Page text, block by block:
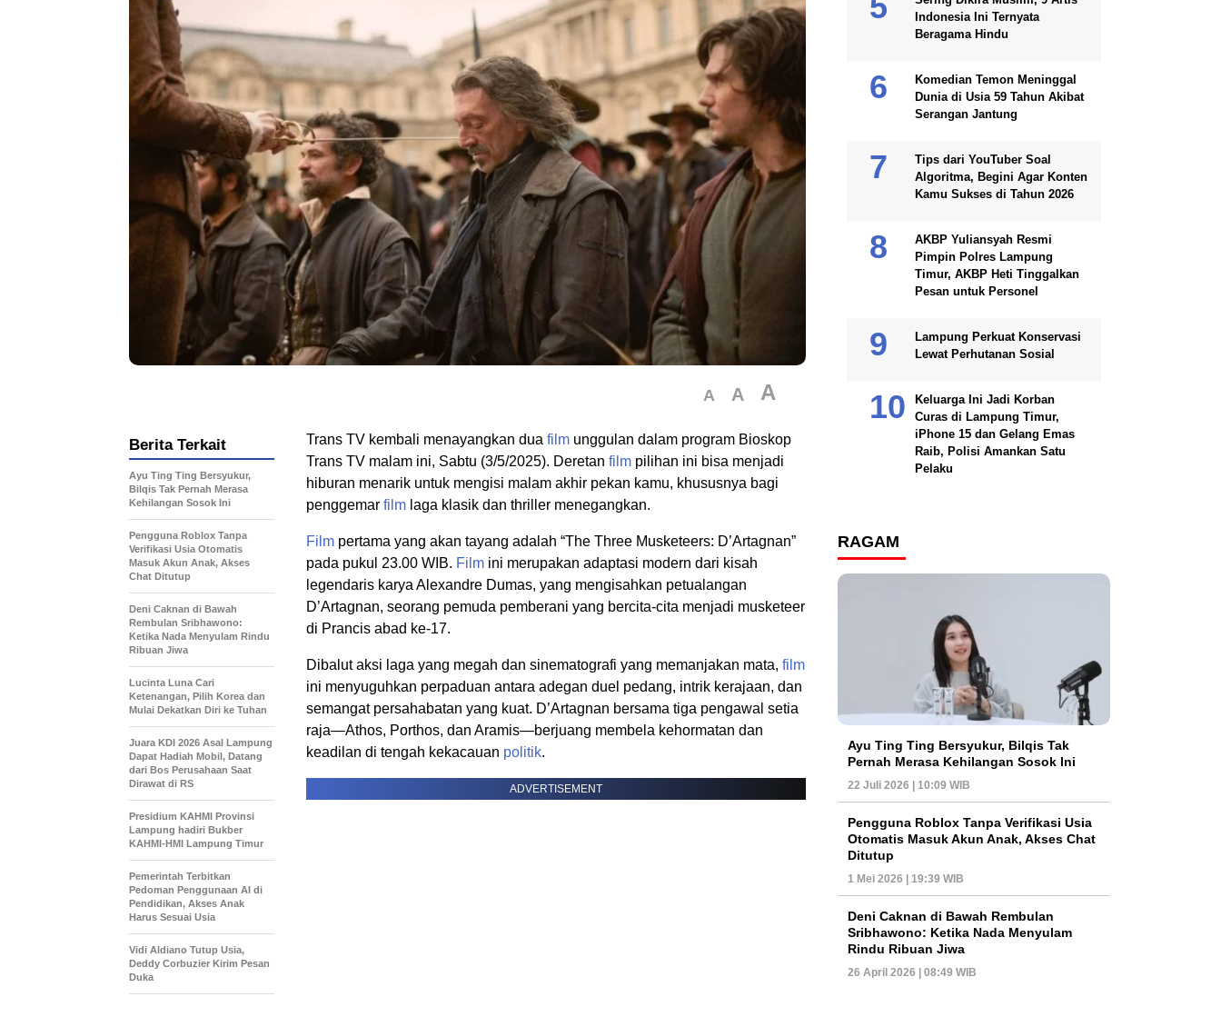
A A A
Trans TV kembali menayangkan dua film unggulan dalam program Bioskop
Trans TV malam ini, Sabtu (3/5/2025). Deretan film pilihan ini bisa menjadi
hiburan menarik untuk mengisi malam akhir pekan kamu, khususnya bagi
penggemar film laga klasik dan thriller menegangkan.
Film pertama yang akan tayang adalah “The Three Musketeers: D’Artagnan”
pada pukul 23.00 WIB. Film ini merupakan adaptasi modern dari kisah
legendaris karya Alexandre Dumas, yang mengisahkan petualangan
D’Artagnan, seorang pemuda pemberani yang bercita-cita menjadi musketeer
di Prancis abad ke-17.
Dibalut aksi laga yang megah dan sinematografi yang memanjakan mata, film
ini menyuguhkan perpaduan antara adegan duel pedang, intrik kerajaan, dan
semangat persahabatan yang kuat. D’Artagnan bersama tiga pengawal setia
raja—Athos, Porthos, dan Aramis—berjuang membela kehormatan dan
keadilan di tengah kekacauan politik.
ADVERTISEMENT
Berita Terkait
Ayu Ting Ting Bersyukur,
Bilqis Tak Pernah Merasa
Kehilangan Sosok Ini
Pengguna Roblox Tanpa
Verifikasi Usia Otomatis
Masuk Akun Anak, Akses
Chat Ditutup
Deni Caknan di Bawah
Rembulan Sribhawono:
Ketika Nada Menyulam Rindu
Ribuan Jiwa
Lucinta Luna Cari
Ketenangan, Pilih Korea dan
Mulai Dekatkan Diri ke Tuhan
Juara KDI 2026 Asal Lampung
Dapat Hadiah Mobil, Datang
dari Bos Perusahaan Saat
Dirawat di RS
Presidium KAHMI Provinsi
Lampung hadiri Bukber
KAHMI-HMI Lampung Timur
Pemerintah Terbitkan
Pedoman Penggunaan AI di
Pendidikan, Akses Anak
Harus Sesuai Usia
Vidi Aldiano Tutup Usia,
Deddy Corbuzier Kirim Pesan
Duka
Indonesia Ini Ternyata
Beragama Hindu
Komedian Temon Meninggal
Dunia di Usia 59 Tahun Akibat
Serangan Jantung
Tips dari YouTuber Soal
Algoritma, Begini Agar Konten
Kamu Sukses di Tahun 2026
AKBP Yuliansyah Resmi
Pimpin Polres Lampung
Timur, AKBP Heti Tinggalkan
Pesan untuk Personel
Lampung Perkuat Konservasi
Lewat Perhutanan Sosial
Keluarga Ini Jadi Korban
Curas di Lampung Timur,
iPhone 15 dan Gelang Emas
Raib, Polisi Amankan Satu
Pelaku
RAGAM
Ayu Ting Ting Bersyukur, Bilqis Tak
Pernah Merasa Kehilangan Sosok Ini
22 Juli 2026 | 10:09 WIB
Pengguna Roblox Tanpa Verifikasi Usia
Otomatis Masuk Akun Anak, Akses Chat
Ditutup
1 Mei 2026 | 19:39 WIB
Deni Caknan di Bawah Rembulan
Sribhawono: Ketika Nada Menyulam
Rindu Ribuan Jiwa
26 April 2026 | 08:49 WIB